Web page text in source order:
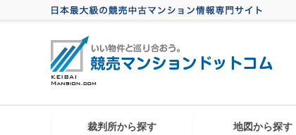
裁判所から探す 地図から探す